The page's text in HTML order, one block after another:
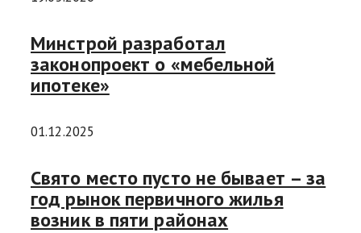
Минстрой разработал
законопроект о «мебельной
ипотеке»
01.12.2025
Свято место пусто не бывает – за
год рынок первичного жилья
возник в пяти районах